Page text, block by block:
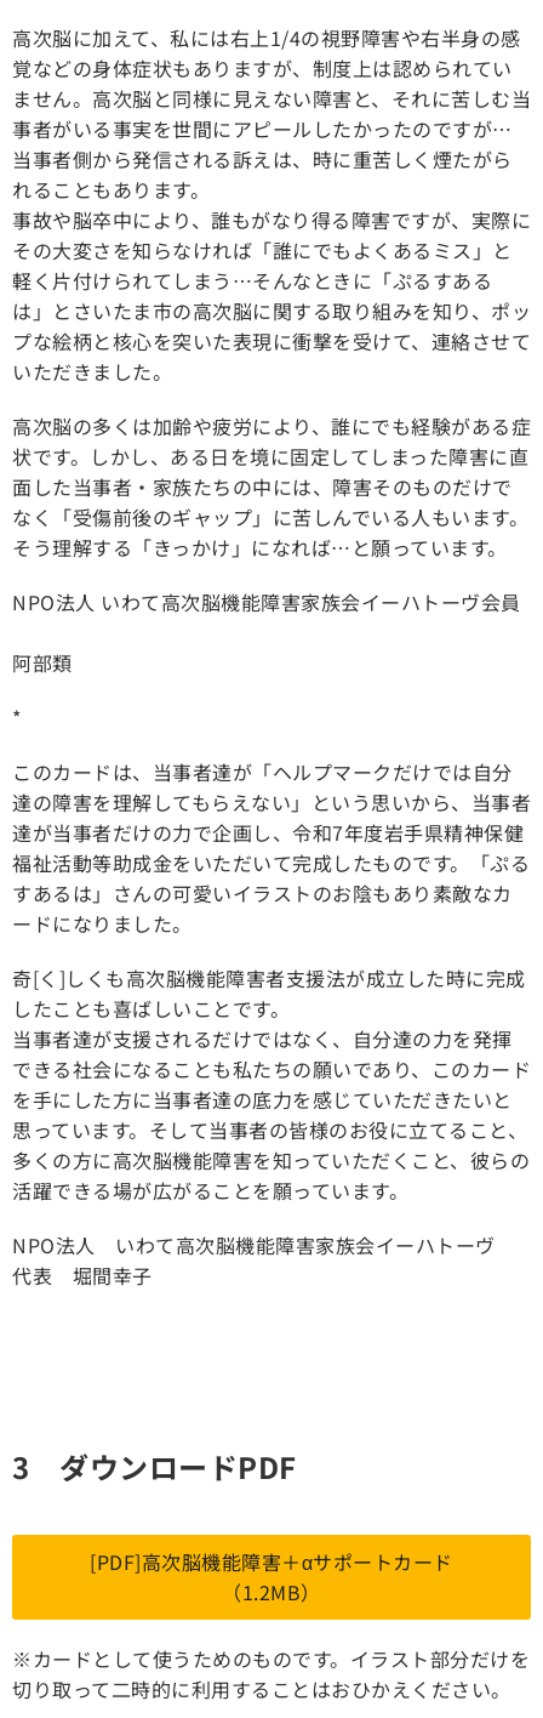
高次脳に加えて、私には右上1/4の視野障害や右半身の感
覚などの身体症状もありますが、制度上は認められてい
ません。高次脳と同様に見えない障害と、それに苦しむ当
事者がいる事実を世間にアピールしたかったのですが…
当事者側から発信される訴えは、時に重苦しく煙たがら
れることもあります。
事故や脳卒中により、誰もがなり得る障害ですが、実際に
その大変さを知らなければ「誰にでもよくあるミス」と
軽く片付けられてしまう…そんなときに「ぷるすある
は」とさいたま市の高次脳に関する取り組みを知り、ポッ
プな絵柄と核心を突いた表現に衝撃を受けて、連絡させて
いただきました。
高次脳の多くは加齢や疲労により、誰にでも経験がある症
状です。しかし、ある日を境に固定してしまった障害に直
面した当事者・家族たちの中には、障害そのものだけで
なく「受傷前後のギャップ」に苦しんでいる人もいます。
そう理解する「きっかけ」になれば…と願っています。
NPO法人 いわて高次脳機能障害家族会イーハトーヴ会員
阿部類
*
このカードは、当事者達が「ヘルプマークだけでは自分
達の障害を理解してもらえない」という思いから、当事者
達が当事者だけの力で企画し、令和7年度岩手県精神保健
福祉活動等助成金をいただいて完成したものです。「ぷる
すあるは」さんの可愛いイラストのお陰もあり素敵なカ
ードになりました。
奇[く]しくも高次脳機能障害者支援法が成立した時に完成
したことも喜ばしいことです。
当事者達が支援されるだけではなく、自分達の力を発揮
できる社会になることも私たちの願いであり、このカード
を手にした方に当事者達の底力を感じていただきたいと
思っています。そして当事者の皆様のお役に立てること、
多くの方に高次脳機能障害を知っていただくこと、彼らの
活躍できる場が広がることを願っています。
NPO法人 いわて高次脳機能障害家族会イーハトーヴ
代表 堀間幸子
3 ダウンロードPDF
[PDF]高次脳機能障害＋αサポートカード
（1.2MB）
※カードとして使うためのものです。イラスト部分だけを
切り取って二時的に利用することはおひかえください。